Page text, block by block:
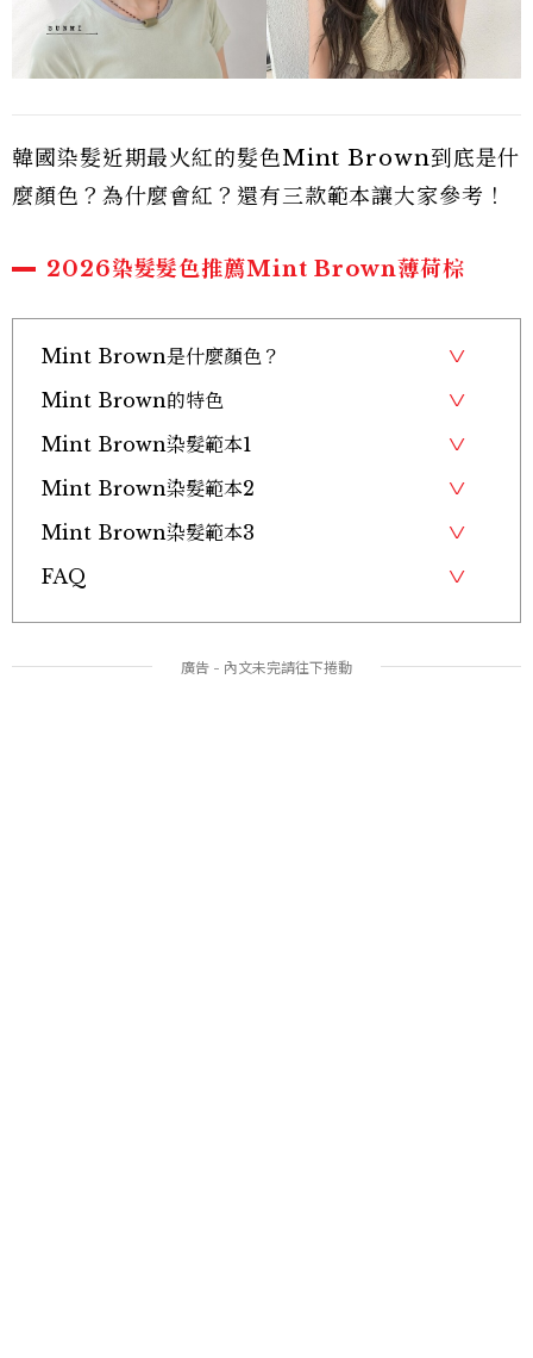
韓國染髮近期最火紅的髮色Mint Brown到底是什
麼顏色？為什麼會紅？還有三款範本讓大家參考！
2026染髮髮色推薦Mint Brown薄荷棕
Mint Brown是什麼顏色？
Mint Brown的特色
Mint Brown染髮範本1
Mint Brown染髮範本2
Mint Brown染髮範本3
FAQ